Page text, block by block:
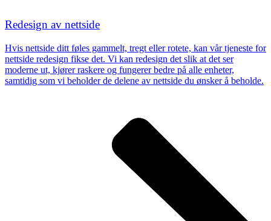
Redesign av nettside
Hvis nettside ditt føles gammelt, tregt eller rotete, kan vår tjeneste for
nettside redesign fikse det. Vi kan redesign det slik at det ser
moderne ut, kjører raskere og fungerer bedre på alle enheter,
samtidig som vi beholder de delene av nettside du ønsker å beholde.